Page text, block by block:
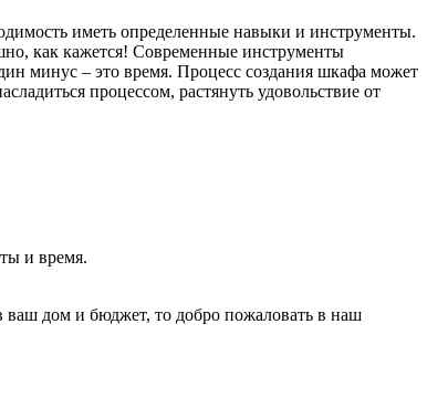
иметь определенные навыки и инструменты.
как кажется! Современные инструменты
минус – это время. Процесс создания шкафа может
процессом, растянуть удовольствие от
и время.
ваш дом и бюджет, то добро пожаловать в наш